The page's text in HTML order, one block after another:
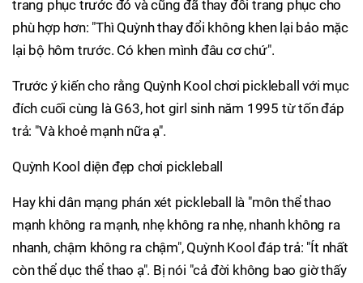
trang phục trước đó và cũng đã thay đổi trang phục cho
phù hợp hơn: "Thì Quỳnh thay đổi không khen lại bảo mặc
lại bộ hôm trước. Có khen mình đâu cơ chứ".
Trước ý kiến cho rằng Quỳnh Kool chơi pickleball với mục
đích cuối cùng là G63, hot girl sinh năm 1995 từ tốn đáp
trả: "Và khoẻ mạnh nữa ạ".
Quỳnh Kool diện đẹp chơi pickleball
Hay khi dân mạng phán xét pickleball là "môn thể thao
mạnh không ra mạnh, nhẹ không ra nhẹ, nhanh không ra
nhanh, chậm không ra chậm", Quỳnh Kool đáp trả: "Ít nhất
còn thể dục thể thao ạ". Bị nói "cả đời không bao giờ thấy